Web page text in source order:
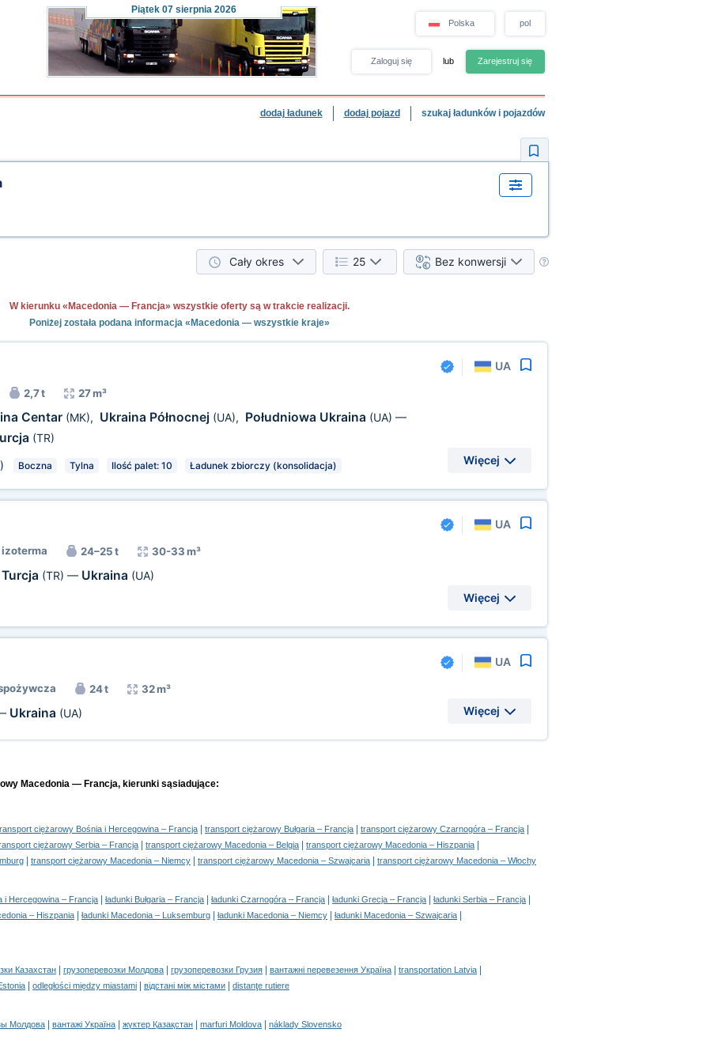
Piątek07 sierpnia 2026
Polska pol
Zaloguj się lub Zarejestruj się
dodaj ładunek dodaj pojazd szukaj ładunków i pojazdów
Cały okres 25 Bez konwersji
W kierunku «Macedonia — Francja» wszystkie oferty są w trakcie realizacji.
Poniżej została podana informacja «Macedonia — wszystkie kraje»
UA
2,7 t 27 m³
Centar (MK), Ukraina Północnej (UA), Południowa Ukraina (UA) —
(TR)
) Boczna Tylna Ilość palet: 10 Ładunek zbiorczy (konsolidacja) Więcej
UA
24–25 t 30-33 m³
Turcja (TR) — Ukraina (UA)
Więcej
UA
24 t 32 m³
Ukraina (UA) Więcej
Macedonia — Francja, kierunki sąsiadujące:
ciężarowy Bośnia i Hercegowina – Francja transport ciężarowy Bułgaria – Francja transport ciężarowy Czarnogóra – Francja
ciężarowy Serbia – Francja transport ciężarowy Macedonia – Belgia transport ciężarowy Macedonia – Hiszpania
transport ciężarowy Macedonia – Niemcy transport ciężarowy Macedonia – Szwajcaria transport ciężarowy Macedonia – Włochy
i Hercegowina – Francja ładunki Bułgaria – Francja ładunki Czarnogóra – Francja ładunki Grecja – Francja ładunki Serbia – Francja
– Hiszpania ładunki Macedonia – Luksemburg ładunki Macedonia – Niemcy ładunki Macedonia – Szwajcaria
Казахстан грузоперевозки Молдова грузоперевозки Грузия вантажні перевезення Україна transportation Latvia
odległości między miastami відстані між містами distanţe rutiere
Молдова вантажі Україна жүктер Қазақстан marfuri Moldova náklady Slovensko